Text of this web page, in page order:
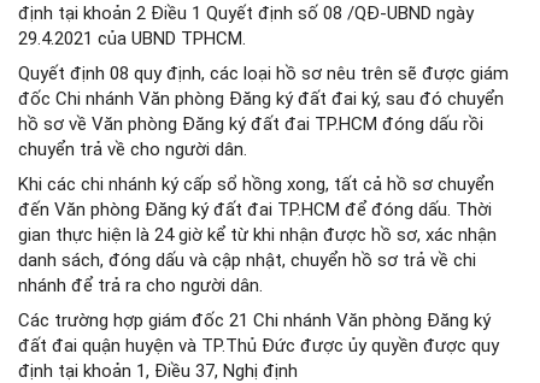
định tại khoản 2 Điều 1 Quyết định số 08 /QĐ-UBND ngày
29.4.2021 của UBND TPHCM.
Quyết định 08 quy định, các loại hồ sơ nêu trên sẽ được giám
đốc Chi nhánh Văn phòng Đăng ký đất đai ký, sau đó chuyển
hồ sơ về Văn phòng Đăng ký đất đai TP.HCM đóng dấu rồi
chuyển trả về cho người dân.
Khi các chi nhánh ký cấp sổ hồng xong, tất cả hồ sơ chuyển
đến Văn phòng Đăng ký đất đai TP.HCM để đóng dấu. Thời
gian thực hiện là 24 giờ kể từ khi nhận được hồ sơ, xác nhận
danh sách, đóng dấu và cập nhật, chuyển hồ sơ trả về chi
nhánh để trả ra cho người dân.
Các trường hợp giám đốc 21 Chi nhánh Văn phòng Đăng ký
đất đai quận huyện và TP.Thủ Đức được ủy quyền được quy
định tại khoản 1, Điều 37, Nghị định